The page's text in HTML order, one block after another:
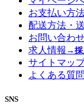
お支払い方
配送方法・
お問い合わ
求人情報 →採
サイトマッ
よくある質問
SNS